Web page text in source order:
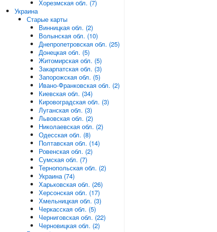
Хорезмская обл. (7)
Украина
Старые карты
Винницкая обл. (2)
Волынская обл. (10)
Днепропетровская обл. (25)
Донецкая обл. (5)
Житомирская обл. (5)
Закарпатская обл. (3)
Запорожская обл. (5)
Ивано-Франковская обл. (2)
Киевская обл. (34)
Кировоградская обл. (3)
Луганская обл. (3)
Львовская обл. (2)
Николаевская обл. (2)
Одесская обл. (8)
Полтавская обл. (14)
Ровенская обл. (2)
Сумская обл. (7)
Тернопольская обл. (2)
Украина (74)
Харьковская обл. (26)
Херсонская обл. (17)
Хмельницкая обл. (3)
Черкасская обл. (5)
Черниговская обл. (22)
Черновицкая обл. (2)